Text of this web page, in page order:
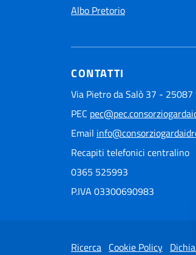
Albo Pretorio
CONTATTI
Via Pietro da Salò 37 - 25087
PEC
Email
Recapiti telefonici centralino
0365 525993
P.IVA 03300690983
Ricerca Cookie Policy